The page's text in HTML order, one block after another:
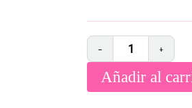
− +
Añadir al